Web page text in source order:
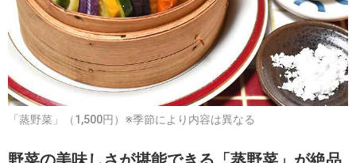
「蒸野菜」（1,500円）※季節により内容は異なる